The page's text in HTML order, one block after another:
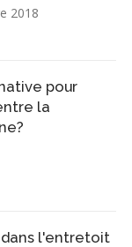
2018
pour
la
l'entretoit